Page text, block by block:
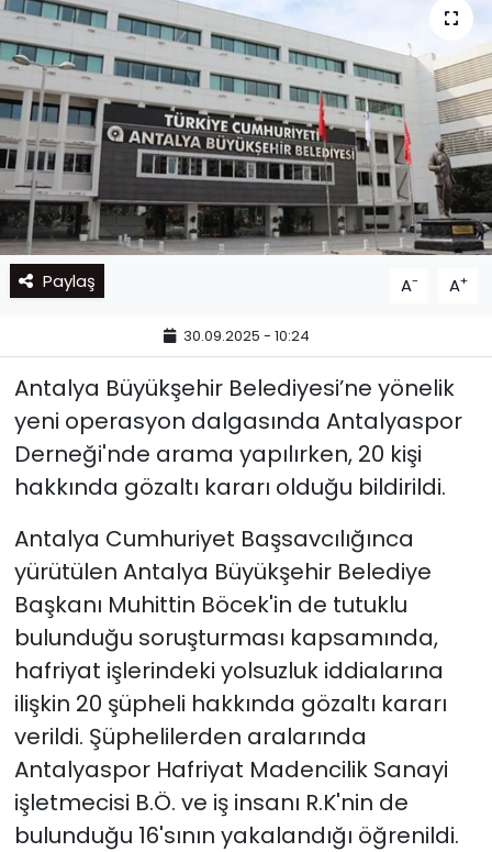
Paylaş A- A+
30.09.2025 - 10:24
Antalya Büyükşehir Belediyesi’ne yönelik
yeni operasyon dalgasında Antalyaspor
Derneği'nde arama yapılırken, 20 kişi
hakkında gözaltı kararı olduğu bildirildi.
Antalya Cumhuriyet Başsavcılığınca
yürütülen Antalya Büyükşehir Belediye
Başkanı Muhittin Böcek'in de tutuklu
bulunduğu soruşturması kapsamında,
hafriyat işlerindeki yolsuzluk iddialarına
ilişkin 20 şüpheli hakkında gözaltı kararı
verildi. Şüphelilerden aralarında
Antalyaspor Hafriyat Madencilik Sanayi
işletmecisi B.Ö. ve iş insanı R.K'nin de
bulunduğu 16'sının yakalandığı öğrenildi.
Haber Arşivi